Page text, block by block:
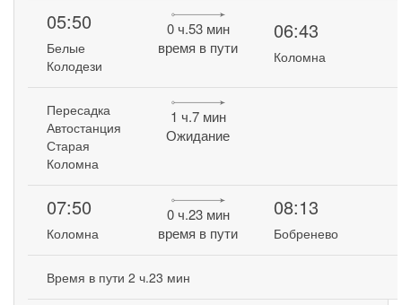
05:50
Белые
Колодези
0 ч.53 мин
время в пути
06:43
Коломна
Пересадка
Автостанция
Старая
Коломна
1 ч.7 мин
Ожидание
07:50
Коломна
0 ч.23 мин
время в пути
08:13
Бобренево
Время в пути 2 ч.23 мин